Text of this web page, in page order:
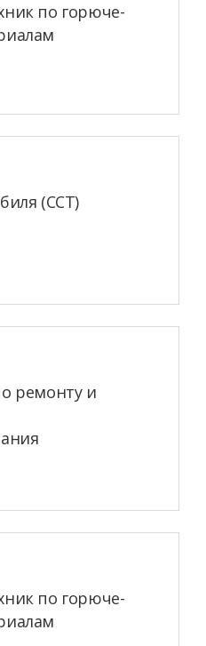
по горюче-
(ССТ)
ремонту и
по горюче-